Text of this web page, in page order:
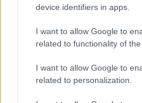
device identifiers in apps.
I want to allow Google to
related to functionality of
I want to allow Google to
related to personalization.
Intervento
D’altronde, entrambi gli
appaionodel tutto irrituali
come quelli di Pisa e